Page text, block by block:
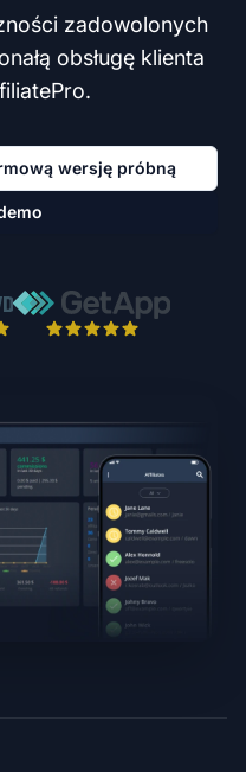
zadowolonych
obsługę klienta
wersję próbną